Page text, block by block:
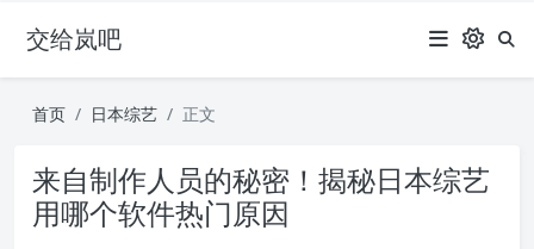
交给岚吧
首页 日本综艺 正文
来自制作人员的秘密！揭秘日本综艺
用哪个软件热门原因